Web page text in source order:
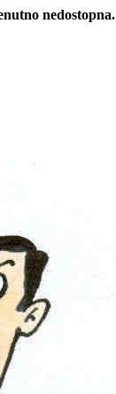
nedostopna.